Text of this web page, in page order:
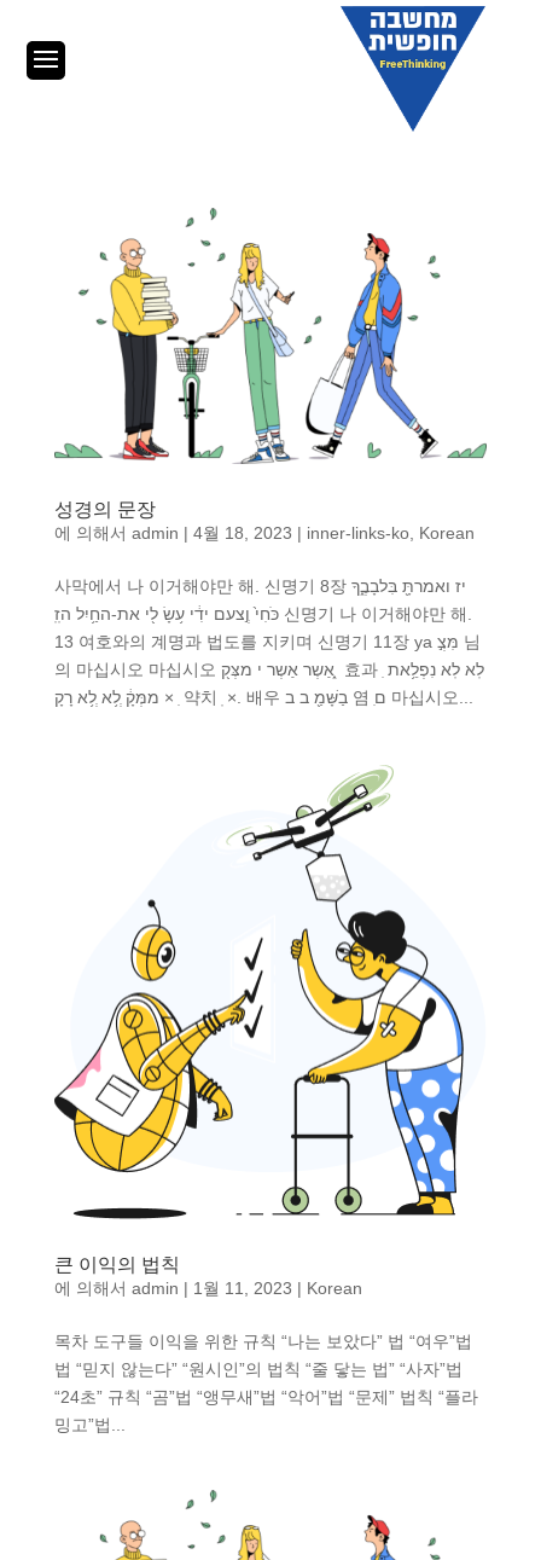
성경의 문장
에 의해서 admin | 4월 18, 2023 | inner-links-ko, Korean
사막에서 나 이거해야만 해. 신명기 8장 יז ואמרתָּ֖ בִּלבָבֶ֑ךָ
כֹּחִי֙ וְ֣צעם ידִ֔י ע֥שָׂ ל֖י את-החַ֥יִל הזֽֽ 신명기 나 이거해야만 해.
13 여호와의 계명과 법도를 지키며 신명기 11장 ya מִּצְ֣ 님
의 마십시오 마십시오 אַשְר אַשְר י מצְּק֖ ִ֑ 효과 לֽא לֽא נִפְלֵ֥את ִ
ִ × ממְּקָ֔ ְל֥א ְל֥א רָקָ 약치 ֽ ×. 배우 בַשָּׁמַ֖ ב ב 염 ִם 마십시오...
큰 이익의 법칙
에 의해서 admin | 1월 11, 2023 | Korean
목차 도구들 이익을 위한 규칙 “나는 보았다” 법 “여우”법
법 “믿지 않는다” “원시인”의 법칙 “줄 닿는 법” “사자”법
“24초” 규칙 “곰”법 “앵무새”법 “악어”법 “문제” 법칙 “플라
밍고”법...